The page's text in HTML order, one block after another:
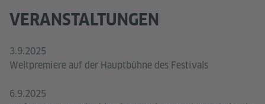
VERANSTALTUNGEN
3.9.2025
Weltpremiere auf der Hauptbühne des Festivals
6.9.2025